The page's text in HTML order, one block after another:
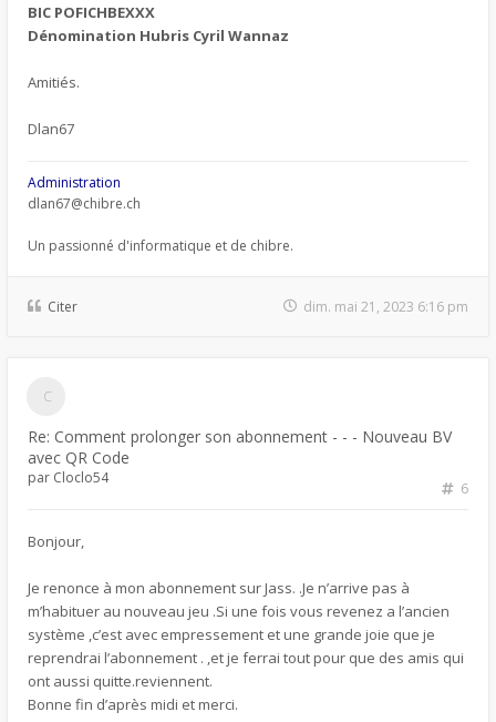
BIC POFICHBEXXX
Dénomination Hubris Cyril Wannaz
Amitiés.
Dlan67
Administration
dlan67@chibre.ch
Un passionné d'informatique et de chibre.
Citer dim. mai 21, 2023 6:16 pm
Re: Comment prolonger son abonnement - - - Nouveau BV
avec QR Code
6
par Cloclo54
Bonjour,
Je renonce à mon abonnement sur Jass. .Je n’arrive pas à
m’habituer au nouveau jeu .Si une fois vous revenez a l’ancien
système ,c’est avec empressement et une grande joie que je
reprendrai l’abonnement . ,et je ferrai tout pour que des amis qui
ont aussi quitte.reviennent.
Bonne fin d’après midi et merci.